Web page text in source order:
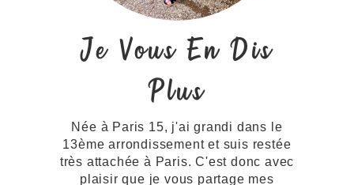
Je Vous En Dis
Plus
Née à Paris 15, j'ai grandi dans le
13ème arrondissement et suis restée
très attachée à Paris. C'est donc avec
plaisir que je vous partage mes